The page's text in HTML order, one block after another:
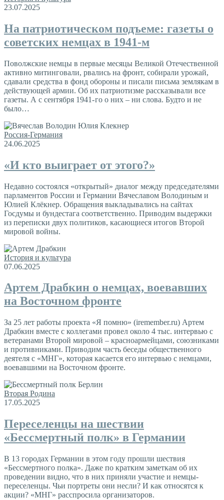
23.07.2025
На патриотическом подъеме: газеты о
советских немцах в 1941-м
Поволжские немцы в первые месяцы Великой Отечественной
активно митинговали, рвались на фронт, собирали урожай,
сдавали средства в фонд обороны и писали письма землякам в
действующей армии. Об их патриотизме рассказывали все
газеты. А с сентября 1941- го о них – ни слова. Будто и не
было…
Россия-Германия
24.06.2025
«И кто выиграет от этого?»
Недавно состоялся «открытый» диалог между председателями
парламентов России и Германии Вячеславом Володиным и
Юлией Клёкнер. Обращения выкладывались на сайтах
Госдумы и бундестага соответственно. Приводим выдержки
из переписки двух политиков, касающиеся итогов Второй
мировой войны.
История и культура
07.06.2025
Артем Драбкин о немцах, воевавших
на Восточном фронте
За 25 лет работы проекта «Я помню» (iremember.ru) Артем
Драбкин вместе с коллегами провел около 4 тыс. интервью с
ветеранами Второй мировой – красноармейцами, союзниками
и противниками. Приводим часть беседы общественного
деятеля с «МНГ», которая касается его интервью с немцами,
воевавшими на Восточном фронте.
Вторая Родина
17.05.2025
Переселенцы на шествии
«Бессмертный полк» в Германии
В 13 городах Германии в этом году прошли шествия
«Бессмертного полка». Даже по кратким заметкам об их
проведении видно, что в них приняли участие и немцы-
переселенцы. Чьи портреты они несли? И как относятся к
акции? «МНГ» расспросила организаторов.